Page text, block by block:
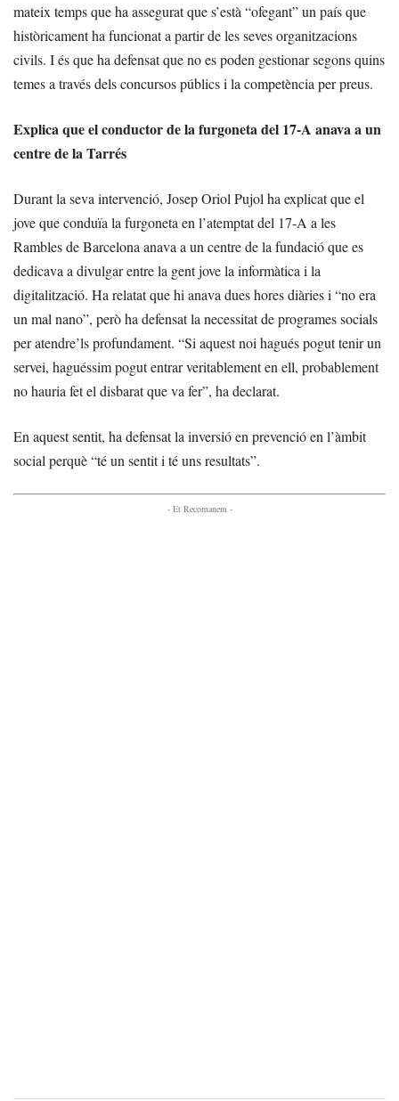
mateix temps que ha assegurat que s’està “ofegant” un país que
històricament ha funcionat a partir de les seves organitzacions
civils. I és que ha defensat que no es poden gestionar segons quins
temes a través dels concursos públics i la competència per preus.
Explica que el conductor de la furgoneta del 17-A anava a un
centre de la Tarrés
Durant la seva intervenció, Josep Oriol Pujol ha explicat que el
jove que conduïa la furgoneta en l’atemptat del 17-A a les
Rambles de Barcelona anava a un centre de la fundació que es
dedicava a divulgar entre la gent jove la informàtica i la
digitalització. Ha relatat que hi anava dues hores diàries i “no era
un mal nano”, però ha defensat la necessitat de programes socials
per atendre’ls profundament. “Si aquest noi hagués pogut tenir un
servei, haguéssim pogut entrar veritablement en ell, probablement
no hauria fet el disbarat que va fer”, ha declarat.
En aquest sentit, ha defensat la inversió en prevenció en l’àmbit
social perquè “té un sentit i té uns resultats”.
- Et Recomanem -